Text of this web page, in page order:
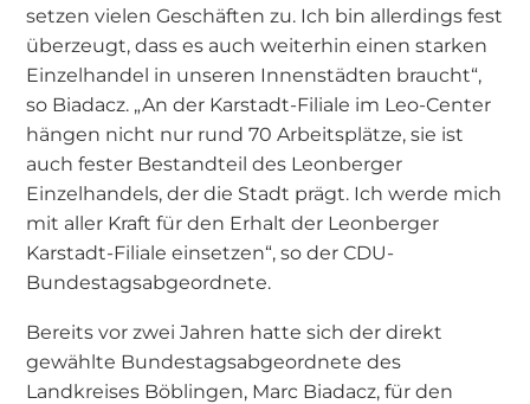
setzen vielen Geschäften zu. Ich bin allerdings fest
überzeugt, dass es auch weiterhin einen starken
Einzelhandel in unseren Innenstädten braucht“,
so Biadacz. „An der Karstadt-Filiale im Leo-Center
hängen nicht nur rund 70 Arbeitsplätze, sie ist
auch fester Bestandteil des Leonberger
Einzelhandels, der die Stadt prägt. Ich werde mich
mit aller Kraft für den Erhalt der Leonberger
Karstadt-Filiale einsetzen“, so der CDU-
Bundestagsabgeordnete.
Bereits vor zwei Jahren hatte sich der direkt
gewählte Bundestagsabgeordnete des
Landkreises Böblingen, Marc Biadacz, für den